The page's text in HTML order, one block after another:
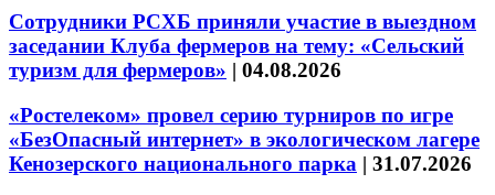
Сотрудники РСХБ приняли участие в выездном
заседании Клуба фермеров на тему: «Сельский
туризм для фермеров» | 04.08.2026
«Ростелеком» провел серию турниров по игре
«БезОпасный интернет» в экологическом лагере
Кенозерского национального парка | 31.07.2026